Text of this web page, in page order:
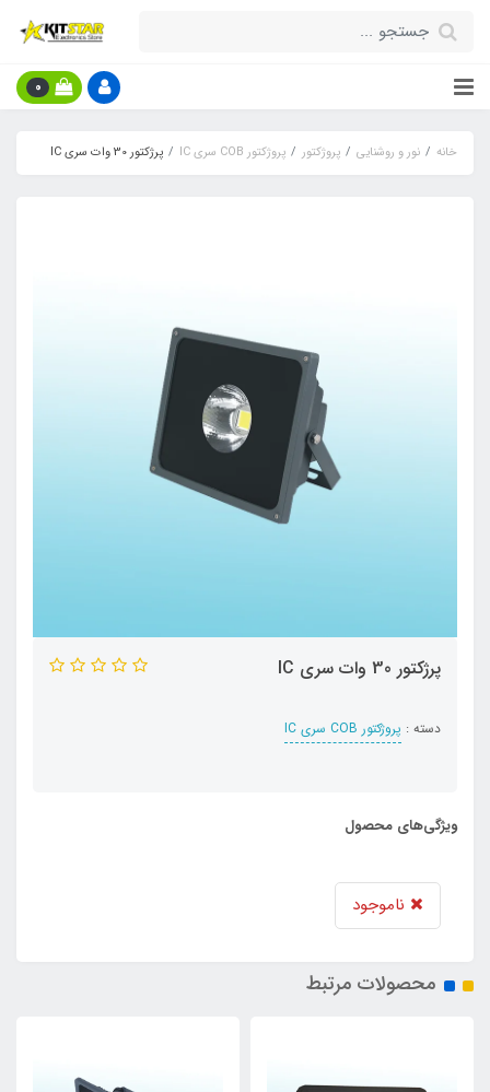
0
خانه نور و روشنایی پروژکتور پروژکتور COB سری IC پرژکتور 30 وات سری IC
پرژکتور 30 وات سری IC
دسته : پروژکتور COB سری IC
ویژگی‌های محصول
ناموجود
محصولات مرتبط